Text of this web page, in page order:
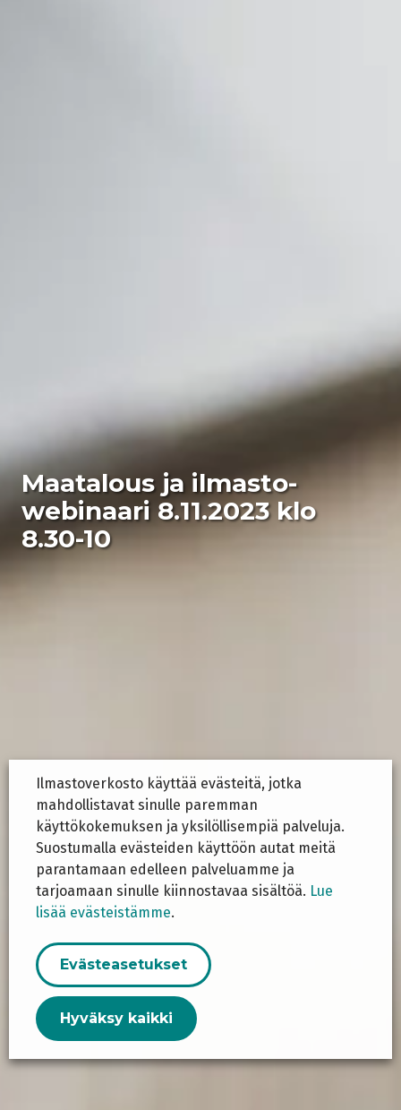
Maatalous ja ilmasto-
webinaari 8.11.2023 klo
8.30-10
Ilmastoverkosto käyttää evästeitä, jotka
mahdollistavat sinulle paremman
käyttökokemuksen ja yksilöllisempiä palveluja.
Suostumalla evästeiden käyttöön autat meitä
parantamaan edelleen palveluamme ja
tarjoamaan sinulle kiinnostavaa sisältöä. Lue
lisää evästeistämme.
Evästeasetukset
Hyväksy kaikki